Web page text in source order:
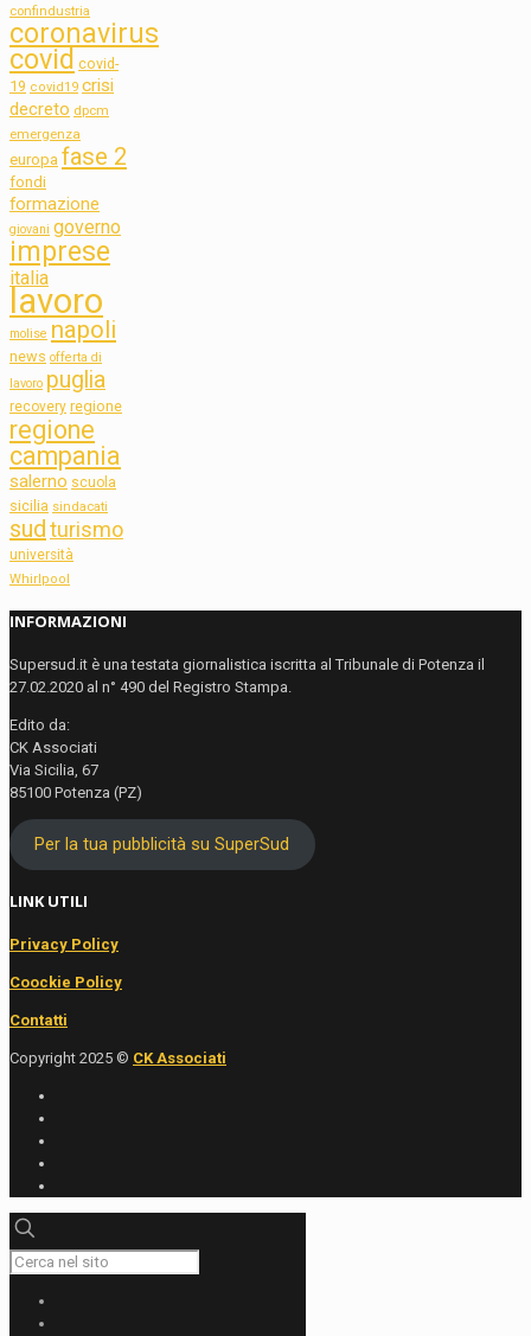
confindustria
coronavirus
covid covid-
19 covid19 crisi
decreto dpcm
emergenza
europa fase 2
fondi
formazione
giovani governo
imprese
italia
lavoro
molise napoli
news offerta di
lavoro puglia
recovery regione
regione
campania
salerno scuola
sicilia sindacati
sudturismo
università
Whirlpool
INFORMAZIONI
Supersud.it è una testata giornalistica iscritta al Tribunale di Potenza il
27.02.2020 al n° 490 del Registro Stampa.
Edito da:
CK Associati
Via Sicilia, 67
85100 Potenza (PZ)
Per la tua pubblicità su SuperSud
LINK UTILI
Privacy Policy
Coockie Policy
Contatti
Copyright 2025 © CK Associati